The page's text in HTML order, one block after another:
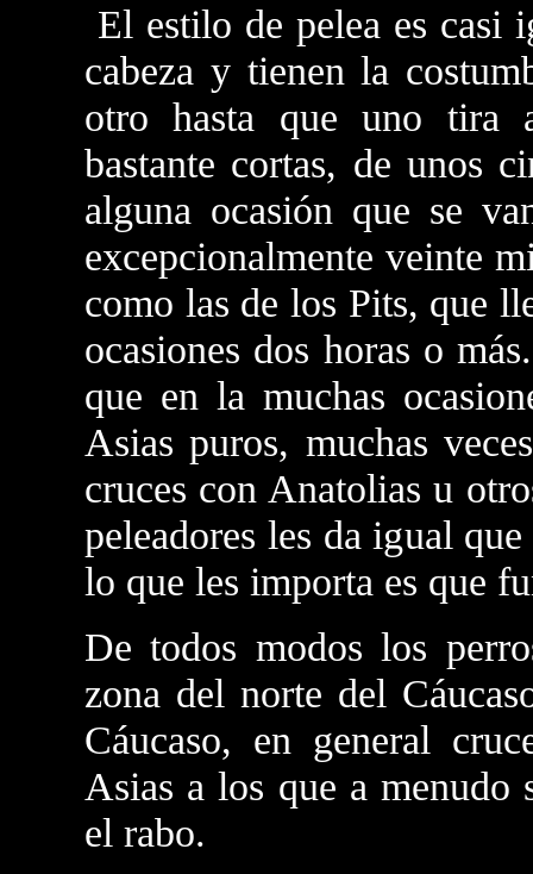
El estilo de pelea es casi
cabeza y tienen la
otro hasta que uno tira
bastante cortas, de unos
alguna ocasión que se
excepcionalmente veinte
como las de los Pits, que
ocasiones dos horas o
que en la muchas
Asias puros, muchas
cruces con Anatolias u
peleadores les da igual
lo que les importa es que
De todos modos los
zona del norte del
Cáucaso, en general
Asias a los que a menudo
el rabo.